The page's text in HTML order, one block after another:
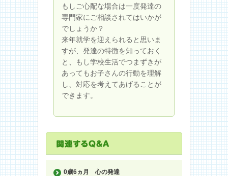
もしご心配な場合は一度発達の
専門家にご相談されてはいかが
でしょうか？
来年就学を迎えられると思いま
すが、発達の特徴を知っておく
と、もし学校生活でつまずきが
あってもお子さんの行動を理解
し、対応を考えてあげることが
できます。
0歳6ヵ月
心の発達